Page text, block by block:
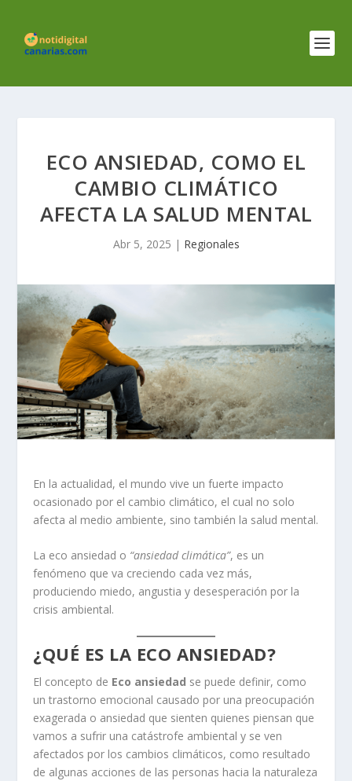
ECO ANSIEDAD, COMO EL
CAMBIO CLIMÁTICO
AFECTA LA SALUD MENTAL
Abr 5, 2025 | Regionales
En la actualidad, el mundo vive un fuerte impacto
ocasionado por el cambio climático, el cual no solo
afecta al medio ambiente, sino también la salud mental.
La eco ansiedad o “ansiedad climática”, es un
fenómeno que va creciendo cada vez más,
produciendo miedo, angustia y desesperación por la
crisis ambiental.
¿QUÉ ES LA ECO ANSIEDAD?
El concepto de Eco ansiedad se puede definir, como
un trastorno emocional causado por una preocupación
exagerada o ansiedad que sienten quienes piensan que
vamos a sufrir una catástrofe ambiental y se ven
afectados por los cambios climáticos, como resultado
de algunas acciones de las personas hacia la naturaleza